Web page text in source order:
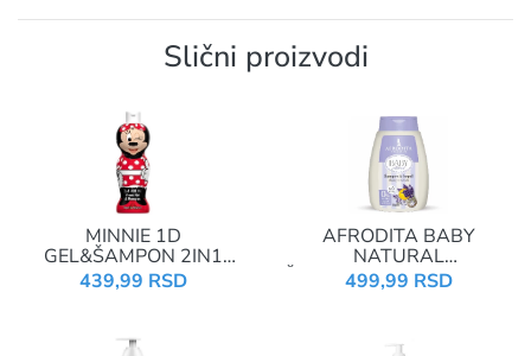
Slični proizvodi
MINNIE 1D
GEL&ŠAMPON 2IN1
400ML
439,99 RSD
AFRODITA BABY
NATURAL
ŠAMPON&KUPKA 200ML
499,99 RSD